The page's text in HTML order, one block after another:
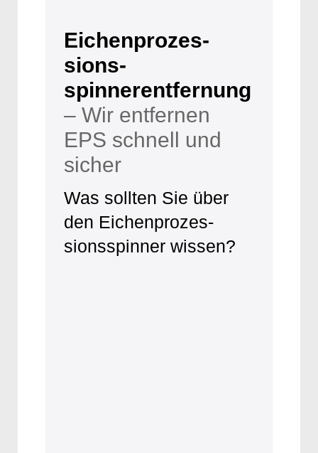
Eichenprozes­­
sions­
spinnerentfernung
– Wir entfernen
EPS schnell und
sicher
Was sollten Sie über
den Eichenprozes­
sionsspinner wissen?